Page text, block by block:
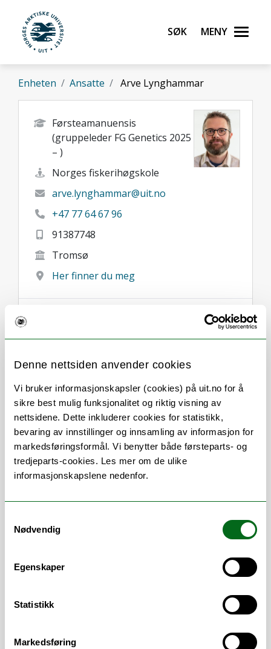
Denne nettsiden anvender cookies
Vi bruker informasjonskapsler (cookies) på uit.no for å
sikre best mulig funksjonalitet og riktig visning av
nettsidene. Dette inkluderer cookies for statistikk,
bevaring av innstillinger og innsamling av informasjon for
markedsføringsformål. Vi benytter både førsteparts- og
tredjeparts-cookies. Les mer om de ulike
informasjonskapslene nedenfor.
Nødvendig
Egenskaper
Statistikk
Markedsføring
Gå til hovedinnhold
UiT Norges arktiske universitet
Søk Meny
Enheten Ansatte Arve Lynghammar
Førsteamanuensis
(gruppeleder FG Genetics 2025
– )
Norges fiskerihøgskole
arve.lynghammar@uit.no
+47 77 64 67 96
91387748
Tromsø
Her finner du meg
Om
Forskning og undervisning
CV
Publikasjoner
Her finner du meg
Stillingsbeskrivelse
Forskningsgruppeleder Genetikk 2025–
arbeidsområder